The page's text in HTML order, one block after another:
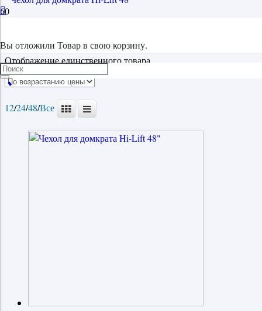
Вы отложили Товарв свою корзину.
Отображение единственного товара
12/24/48/Все